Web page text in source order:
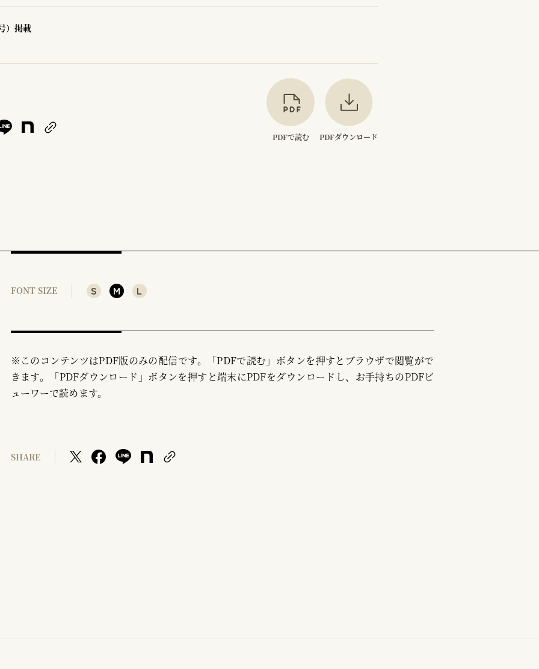
）掲載
PDFで読む PDFダウンロード
FONT SIZE S M L
※このコンテンツはPDF版のみの配信です。「PDFで読む」ボタンを押すとブラウザで閲覧がで
きます。「PDFダウンロード」ボタンを押すと端末にPDFをダウンロードし、お手持ちのPDFビ
ューワーで読めます。
SHARE